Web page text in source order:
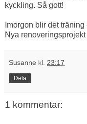
kyckling. Så gott!
Imorgon blir det
Nya
Susanne kl. 23:17
Dela
1 kommentar: